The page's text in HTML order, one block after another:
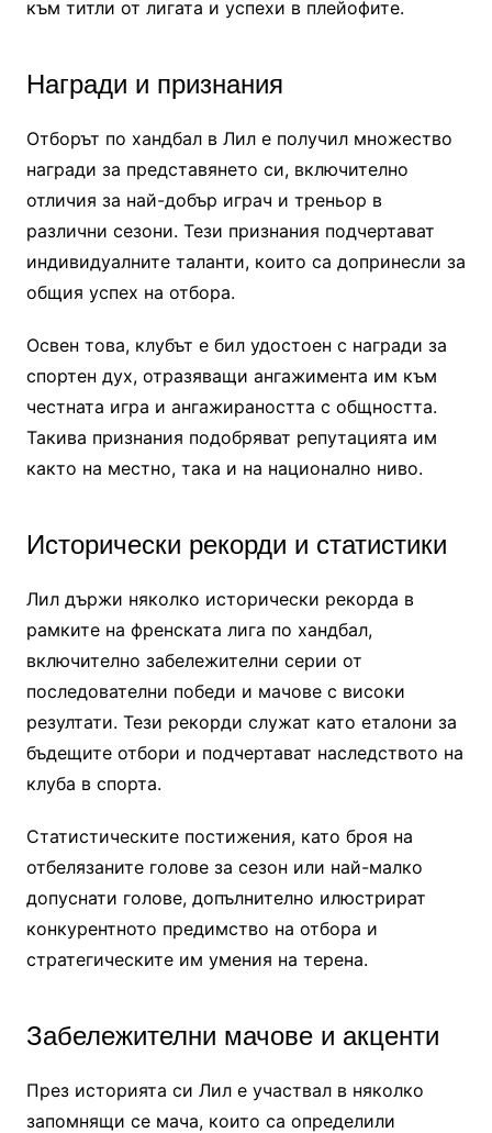
към титли от лигата и успехи в плейофите.
Награди и признания
Отборът по хандбал в Лил е получил множество
награди за представянето си, включително
отличия за най-добър играч и треньор в
различни сезони. Тези признания подчертават
индивидуалните таланти, които са допринесли за
общия успех на отбора.
Освен това, клубът е бил удостоен с награди за
спортен дух, отразяващи ангажимента им към
честната игра и ангажираността с общността.
Такива признания подобряват репутацията им
както на местно, така и на национално ниво.
Исторически рекорди и статистики
Лил държи няколко исторически рекорда в
рамките на френската лига по хандбал,
включително забележителни серии от
последователни победи и мачове с високи
резултати. Тези рекорди служат като еталони за
бъдещите отбори и подчертават наследството на
клуба в спорта.
Статистическите постижения, като броя на
отбелязаните голове за сезон или най-малко
допуснати голове, допълнително илюстрират
конкурентното предимство на отбора и
стратегическите им умения на терена.
Забележителни мачове и акценти
През историята си Лил е участвал в няколко
запомнящи се мача, които са определили